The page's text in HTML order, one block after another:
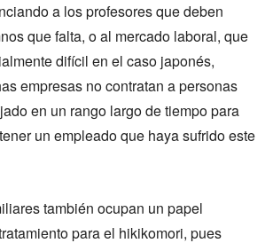
a los profesores que deben
que falta, o al mercado laboral, que
difícil en el caso japonés,
empresas no contratan a personas
en un rango largo de tiempo para
un empleado que haya sufrido este
también ocupan un papel
para el hikikomori, pues